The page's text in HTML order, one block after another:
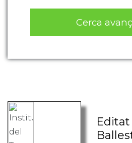
Cerca
Editat